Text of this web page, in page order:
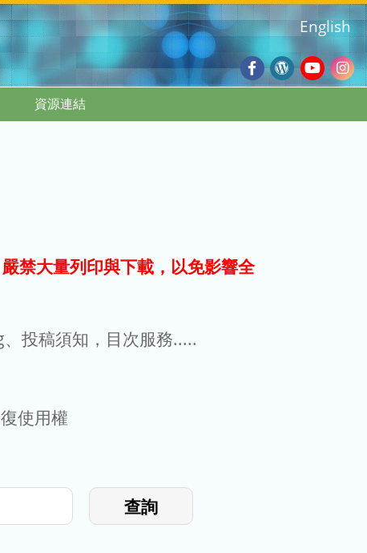
Facebook
Wordpress
Blog
English
資源連結
禁大量列印與下載，以免影響全
投稿須知，目次服務.....
使用權
查詢